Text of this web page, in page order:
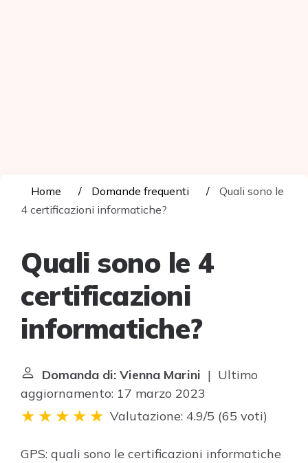
Home Domande frequenti
Quali sono le
4 certificazioni informatiche?
Quali sono le 4
certificazioni
informatiche?
Domanda di: Vienna Marini | Ultimo
aggiornamento: 17 marzo 2023
Valutazione: 4.9/5 (65 voti)
GPS: quali sono le certificazioni informatiche